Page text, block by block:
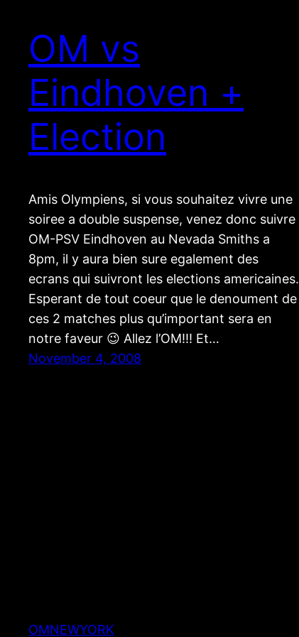
OM vs
Eindhoven +
Election
Amis Olympiens, si vous souhaitez vivre une
soiree a double suspense, venez donc suivre
OM-PSV Eindhoven au Nevada Smiths a
8pm, il y aura bien sure egalement des
ecrans qui suivront les elections americaines.
Esperant de tout coeur que le denoument de
ces 2 matches plus qu’important sera en
notre faveur 😉 Allez l’OM!!! Et…
November 4, 2008
OMNEWYORK